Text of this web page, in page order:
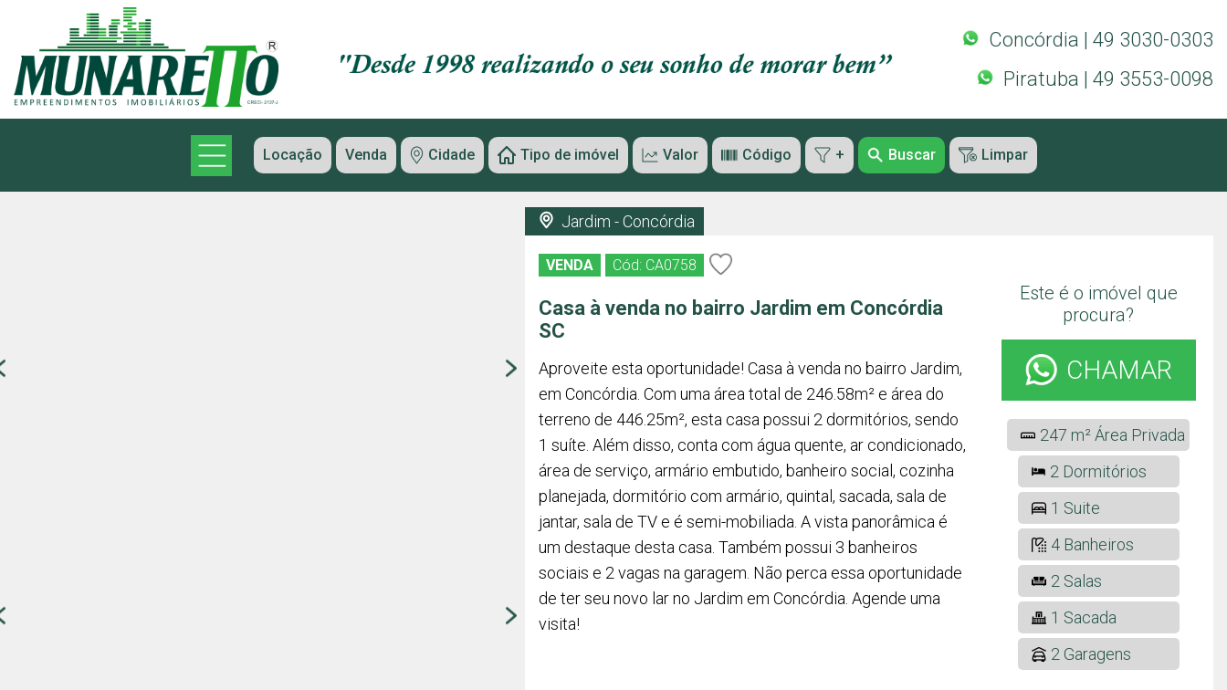
Concórdia | 49 3030-0303
Piratuba | 49 3553-0098
Locação Venda Cidade Tipo de imóvel Valor Código + Buscar Limpar
Jardim - Concórdia
VENDA Cód: CA0758
Casa à venda no bairro Jardim em Concórdia
SC
Aproveite esta oportunidade! Casa à venda no bairro Jardim,
em Concórdia. Com uma área total de 246.58m² e área do
terreno de 446.25m², esta casa possui 2 dormitórios, sendo
1 suíte. Além disso, conta com água quente, ar condicionado,
área de serviço, armário embutido, banheiro social, cozinha
planejada, dormitório com armário, quintal, sacada, sala de
jantar, sala de TV e é semi-mobiliada. A vista panorâmica é
um destaque desta casa. Também possui 3 banheiros
sociais e 2 vagas na garagem. Não perca essa oportunidade
de ter seu novo lar no Jardim em Concórdia. Agende uma
visita!
Este é o imóvel que
procura?
CHAMAR
247 m² Área Privada
2 Dormitórios
1 Suite
4 Banheiros
2 Salas
1 Sacada
2 Garagens